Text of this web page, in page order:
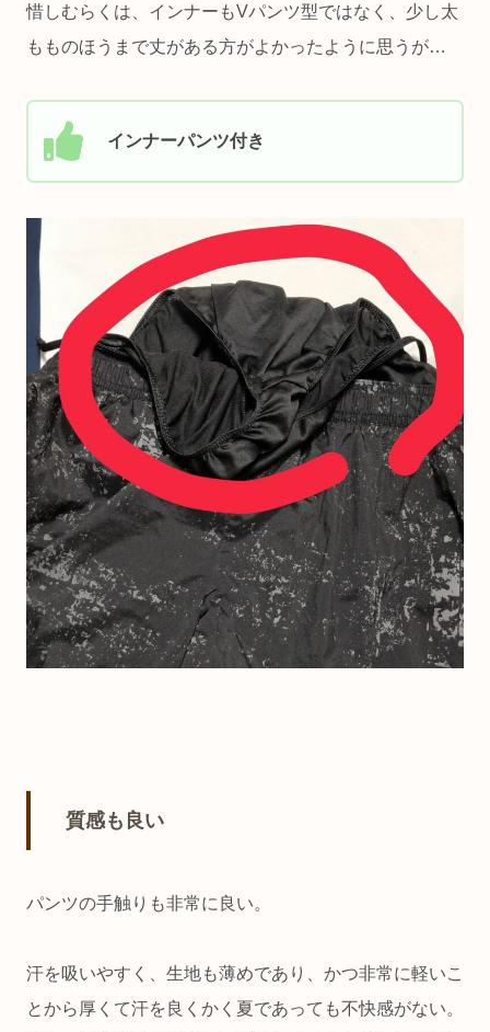
惜しむらくは、インナーもVパンツ型ではなく、少し太
もものほうまで丈がある方がよかったように思うが…
インナーパンツ付き
質感も良い
パンツの手触りも非常に良い。
汗を吸いやすく、生地も薄めであり、かつ非常に軽いこ
とから厚くて汗を良くかく夏であっても不快感がない。